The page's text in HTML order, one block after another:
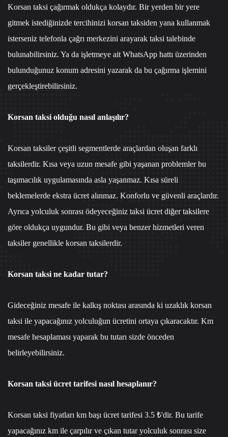
Korsan taksi çağırmak oldukça kolaydır. Bir yerden bir yere
gitmek istediğinizde tercihinizi korsan taksiden yana kullanmak
isterseniz telefonla çağrı merkezini arayarak taksi talebinde
bulunabilirsiniz. Ya da işletmeye aitWhatsApp hattı üzerinden
bulunduğunuz konum adresini yazarak da bu çağırma işlemini
gerçekleştirebilirsiniz.
Korsan taksi olduğu nasıl anlaşılır?
Korsan taksiler çeşitli segmentlerde araçlardan oluşan farklı
taksilerdir. Kısa veya uzun mesafe gibi yaşanan problemler bu
taşımacılık uygulamasında asla yaşanmaz. Kısa süreli
beklemelerde ekstra ücret alınmaz. Konforlu ve güvenli araçlardır.
Ayrıca yolculuk sonrası ödeyeceğiniz taksi ücret diğer taksilere
göre oldukça uygundur. Bu gibi veya benzer hizmetleri veren
taksiler genellikle korsan taksilerdir.
Korsan taksi ne kadar tutar?
Gideceğiniz mesafe ile kalkış noktası arasında ki uzaklık korsan
taksi ile yapacağınız yolculuğun ücretini ortaya çıkaracaktır. Km
mesafe hesaplaması yaparak bu tutarı sizde önceden
belirleyebilirsiniz.
Korsan taksi ücret tarifesi nasıl hesaplanır?
Korsan taksi fiyatları km başı ücret tarifesi 3.5 ₺'dir. Bu tarife
yapacağınız km ile çarpılır ve çıkan tutar yolculuk sonrası size